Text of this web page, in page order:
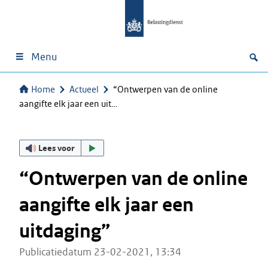
Menu
Home Actueel
“Ontwerpen van de online
aangifte elk jaar een uit…
Lees voor
“Ontwerpen van de online
aangifte elk jaar een
uitdaging”
Publicatiedatum 23-02-2021, 13:34